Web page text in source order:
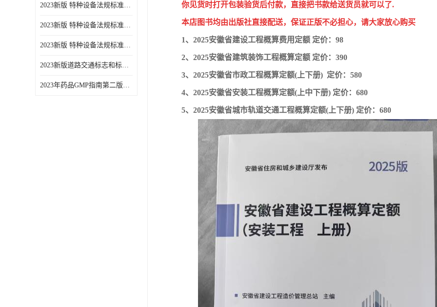
2023新版 特种设备法规标准手册 机电类标准游乐设施卷
2023新版 特种设备法规标准手册 安全技术规范卷共三本
2023新版 特种设备法规标准手册 机电类标准电梯卷 共两本
2023新版道路交通标志和标线手册
2023年药品GMP指南第二版全6册
你见货时打开包装验货后付款，直接把书款给送货员就可以了.
本店图书均由出版社直接配送，保证正版不必担心，请大家放心购买
1、2025安徽省建设工程概算费用定额 定价：98
2、2025安徽省建筑装饰工程概算定额 定价：390
3、2025安徽省市政工程概算定额(上下册) 定价：580
4、2025安徽省安装工程概算定额(上中下册) 定价：680
5、2025安徽省城市轨道交通工程概算定额(上下册) 定价：680